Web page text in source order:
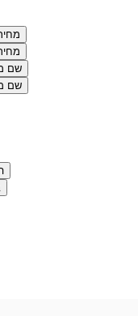
שם
שם